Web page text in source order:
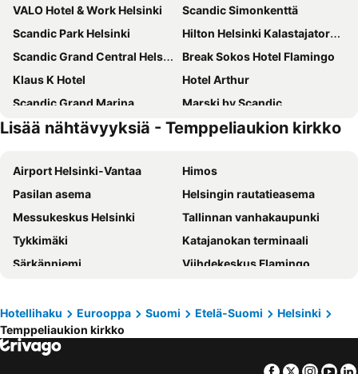
VALO Hotel & Work Helsinki
Scandic Simonkenttä
Scandic Park Helsinki
Hilton Helsinki Kalastajatorppa
Scandic Grand Central Helsinki
Break Sokos Hotel Flamingo
Klaus K Hotel
Hotel Arthur
Scandic Grand Marina
Marski by Scandic
Clarion Hotel Helsinki
Scandic Helsinki Aviapolis
Comfort Hotel Helsinki Airport
Hilton Helsinki Airport
Scandic Hakaniemi
Scandic Kallio
Holiday Inn Helsinki - Expo By Ihg
Scandic Pasila
Original Sokos Hotel Tripla
Scandic Kaisaniemi
Crowne Plaza Helsinki - Hesperia By Ihg
Lapland Hotels Bulevardi
Hotel Helka
Pilot Airport Hotel
Omena Hotel Helsinki City Centre
Hotel Haaga Central Park
Lisää nähtävyyksiä - Temppeliaukion kirkko
Airport Helsinki-Vantaa
Himos
Pasilan asema
Helsingin rautatieasema
Messukeskus Helsinki
Tallinnan vanhakaupunki
Tykkimäki
Katajanokan terminaali
Särkänniemi
Viihdekeskus Flamingo
Helsingin jäähalli
Hartwall Areena
Kamppi Shopping Center
Suomenlinna
Hotellihaku Eurooppa Suomi Etelä-Suomi
Helsinki
Temppeliaukion kirkko
Facebook
Twitter